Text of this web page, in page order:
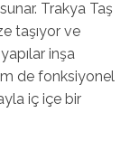
Trakya Taş
taşıyor ve
inşa
de fonksiyonel
iç içe bir